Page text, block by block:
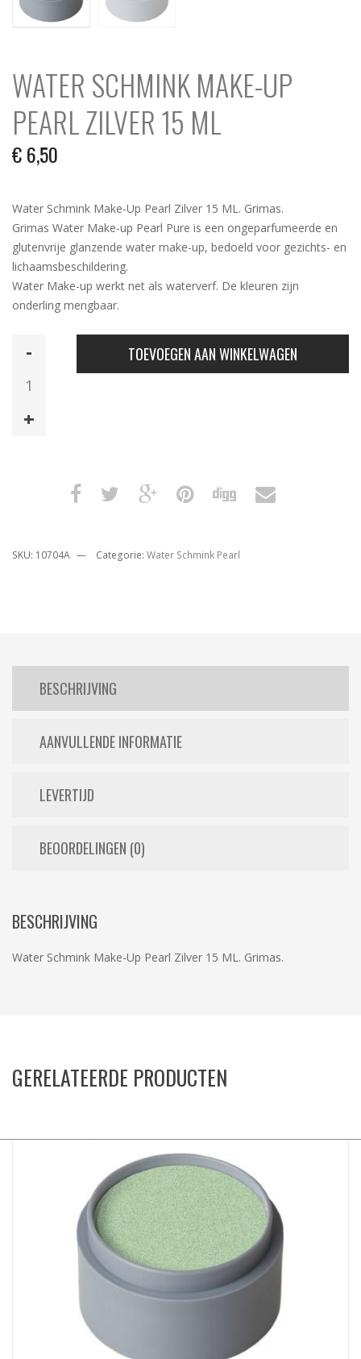
WATER SCHMINK MAKE-UP
PEARL ZILVER 15 ML
€6,50
Water Schmink Make-Up Pearl Zilver 15 ML. Grimas.
Grimas Water Make-up Pearl Pure is een ongeparfumeerde en
glutenvrije glanzende water make-up, bedoeld voor gezichts- en
lichaamsbeschildering.
Water Make-up werkt net als waterverf. De kleuren zijn
onderling mengbaar.
aantal
TOEVOEGEN AAN WINKELWAGEN
SKU: 10704A Categorie: Water Schmink Pearl
BESCHRIJVING
AANVULLENDE INFORMATIE
LEVERTIJD
BEOORDELINGEN (0)
BESCHRIJVING
Water Schmink Make-Up Pearl Zilver 15 ML. Grimas.
GERELATEERDE PRODUCTEN